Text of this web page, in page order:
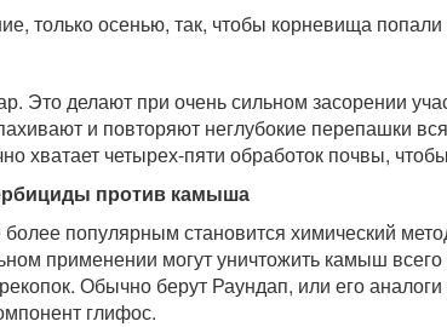
только осенью, так, чтобы корневища
Это делают при очень сильном засорении
и повторяют неглубокие перепашки
хватает четырех-пяти обработок почвы,
против камыша
популярным становится химический
применении могут уничтожить камыш
Обычно берут Раундап, или его
глифос.